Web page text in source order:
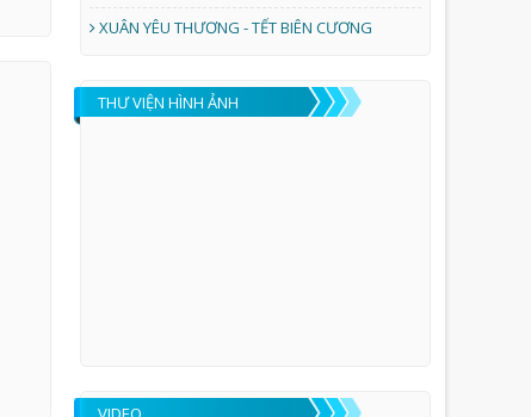
XUÂN YÊU THƯƠNG - TẾT BIÊN CƯƠNG
THƯ VIỆN HÌNH ẢNH